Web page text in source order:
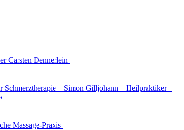
Carsten Dennerlein
Schmerztherapie – Simon Gilljohann – Heilpraktiker –
Massage-Praxis